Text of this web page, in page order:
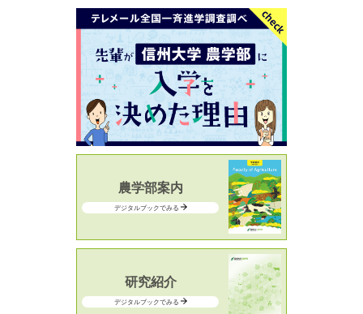
農学部案内
デジタルブックでみる
研究紹介
デジタルブックでみる